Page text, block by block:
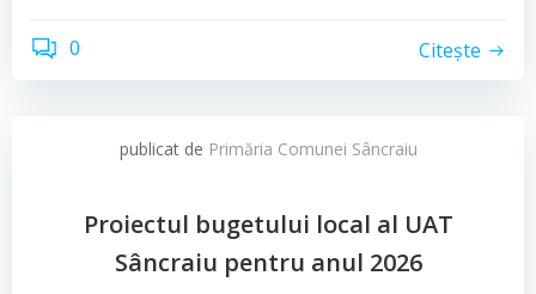
0 Citește
publicat de Primăria Comunei Sâncraiu
Proiectul bugetului local al UAT
Sâncraiu pentru anul 2026